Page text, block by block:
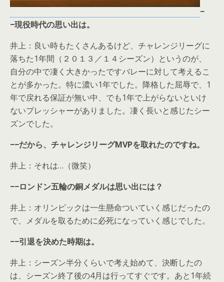
−
−現役時代の思い出は。
井上：良い時もたくさんあるけど、チャレンジリーグに
落ちた1年間（２０１３／１４シーズン）というのが、
自分の中で凄く大きかったですバレーに対して考えるこ
とが多かった。特に濃い1年でした。降格した屈辱で、1
年で戻れる保証が無い中、でも1年で上がらないといけ
ないプレッシャーがありました。凄く長いと感じたシー
ズンでした。
−−だから、チャレンジリーグMVPを取れたのですね。
井上：それは…（微笑）
−−ロンドン五輪の銅メダルは思い出には？
井上：オリンピックは一生懸命ついていく感じだったの
で、メダルを取るために必死になっていく感じでした。
−−引退を決めた時期は。
井上：シーズン半分くらいで考え始めて、決断したの
は、シーズン終了後の4月は行ってすぐです。あと1年続